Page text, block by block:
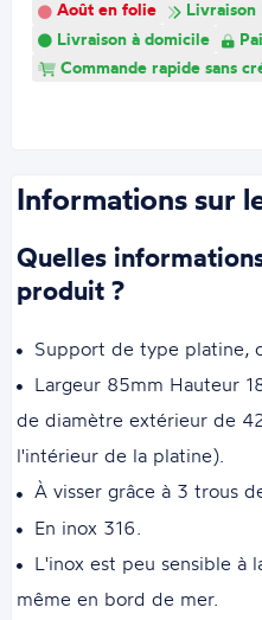
Août en folie
Livraison
Livraison à domicile
Commande rapide sans
Informations sur
Quelles
produit ?
Support de type platine,
Largeur 85mm Hauteur
de diamètre extérieur de
l'intérieur de la platine).
À visser grâce à 3 trous
En inox 316.
L'inox est peu sensible à
même en bord de mer.